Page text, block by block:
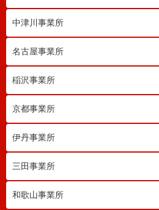
中津川事業所
名古屋事業所
稲沢事業所
京都事業所
伊丹事業所
三田事業所
和歌山事業所